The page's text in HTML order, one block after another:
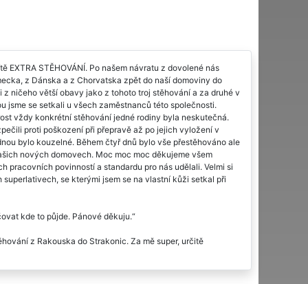
STĚHOVÁNÍ. Po našem návratu z dovolené nás
z Dánska a z Chorvatska zpět do naší domoviny do
ničeho větší obavy jako z tohoto troj stěhování a za druhé v
jsme se setkali u všech zaměstnanců této společnosti.
vždy konkrétní stěhování jedné rodiny byla neskutečná.
proti poškození při přepravě až po jejich vyložení v
bylo kouzelné. Během čtyř dnů bylo vše přestěhováno ale
nových domovech. Moc moc moc děkujeme všem
pracovních povinností a standardu pro nás udělali. Velmi si
se kterými jsem se na vlastní kůži setkal při
kde to půjde. Pánové děkuju.
z Rakouska do Strakonic. Za mě super, určitě